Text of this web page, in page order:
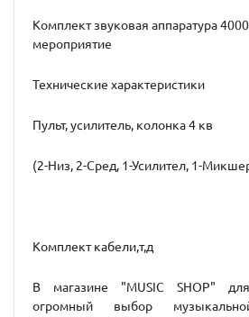
Комплект звуковая аппаратура
мероприятие
Технические характеристики
Пульт, усилитель, колонка 4 кв
(2-Низ, 2-Сред, 1-Усилител, 1-
Комплект кабели,т,д
В магазине "MUSIC SHOP"
огромный выбор